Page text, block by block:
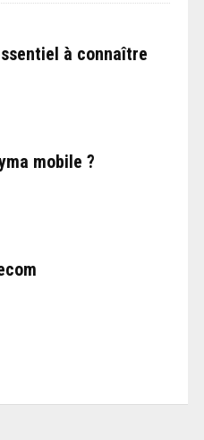
à connaître
mobile ?